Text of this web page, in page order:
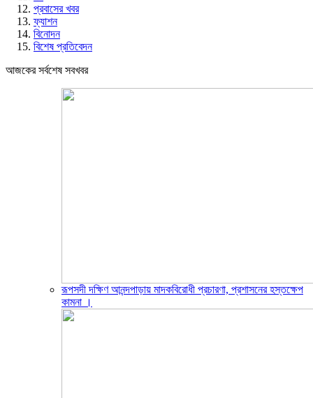
প্রবাসের খবর
ফ্যাশন
বিনোদন
বিশেষ প্রতিবেদন
আজকের সর্বশেষ সবখবর
রূপসদী দক্ষিণ আনন্দপাড়ায় মাদকবিরোধী প্রচারণা, প্রশাসনের হস্তক্ষেপ
কামনা ‎।